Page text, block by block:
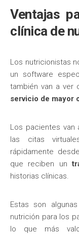
Ventajas
clínica de
Los nutricionistas
un software
también van a ver
servicio de mayor
Los pacientes
las citas
rápidamente
que reciben un
historias clínicas.
Estas son
nutrición para los
lo que más